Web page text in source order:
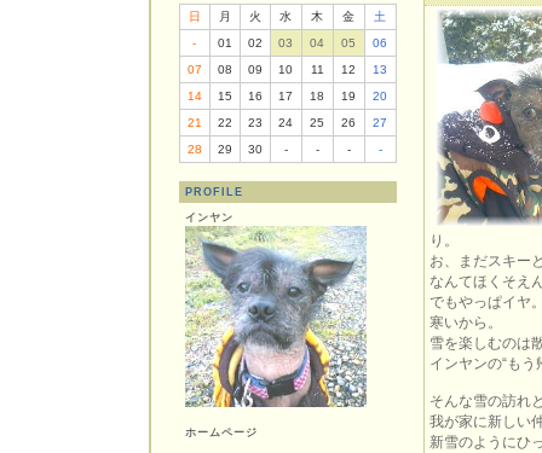
日 月 火 水 木 金
土
-
01 02 03 04 05
06
07
08 09 10 11 12
13
14
15 16 17 18 19
20
21
22 23 24 25 26
27
28
29 30 - - - -
PROFILE
インヤン
ホームページ
り。
お、まだスキー
なんてほくそえ
でもやっぱイヤ
寒いから。
雪を楽しむのは
インヤンの“も
そんな雪の訪れ
我が家に新しい
新雪のようにひ